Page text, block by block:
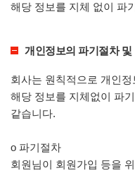
해당 정보를 지체 없이 파
개인정보의 파기절차 및
회사는 원칙적으로 개인
해당 정보를 지체없이 파
같습니다.
ο 파기절차
회원님이 회원가입 등을